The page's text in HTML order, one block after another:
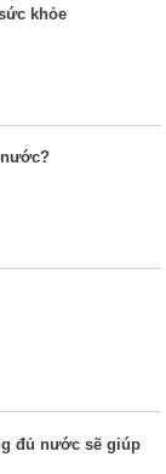
khỏe
đủ nước sẽ giúp